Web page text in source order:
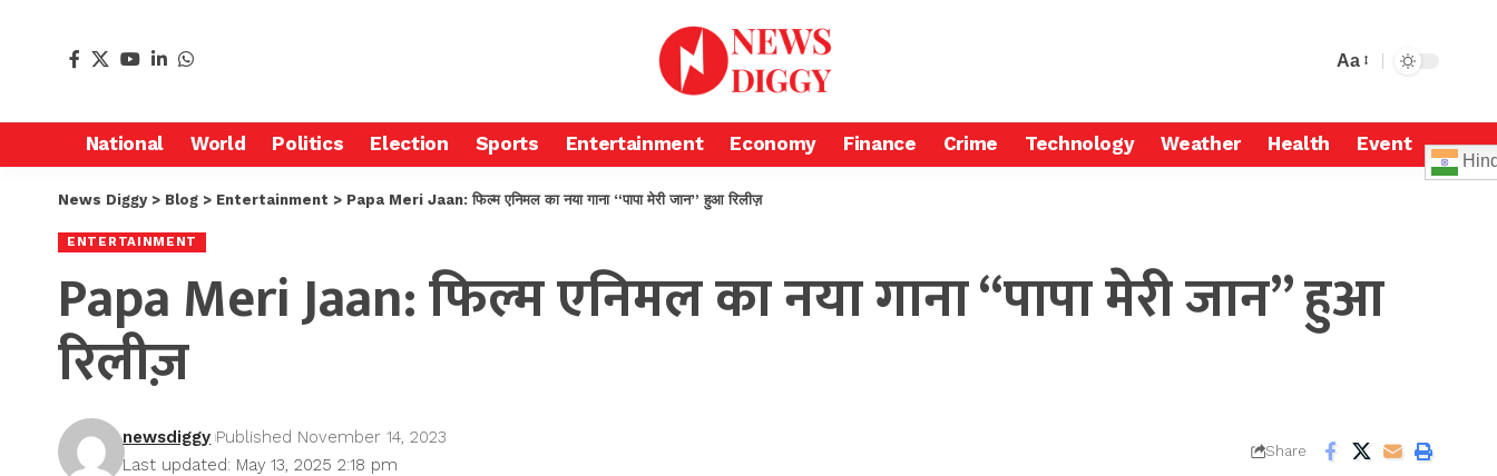
Aa
National World Politics Election Sports Entertainment Economy Finance Crime Technology Weather Health Event
News Diggy> Blog > Entertainment > Papa Meri Jaan: फिल्म एनिमल का नया गाना “पापा मेरी जान” हुआ रिलीज़
ENTERTAINMENT
Papa Meri Jaan: फिल्म एनिमल का नया गाना “पापा मेरी जान” हुआ
रिलीज़
Last updated: May 13, 2025 2:18 pm
newsdiggy Published November 14, 2023
Share